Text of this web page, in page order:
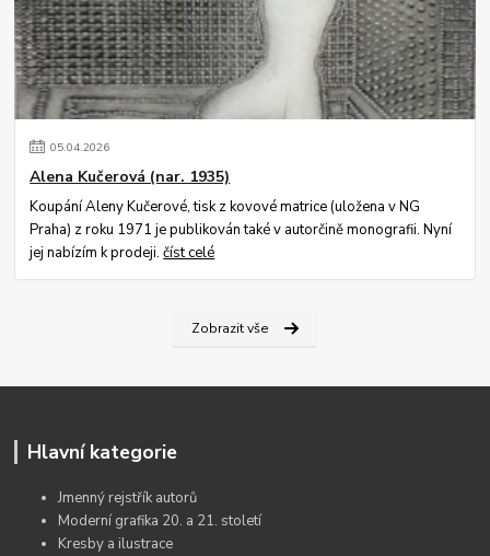
05.04.2026
Alena Kučerová (nar. 1935)
Koupání Aleny Kučerové, tisk z kovové matrice (uložena v NG
Praha) z roku 1971 je publikován také v autorčině monografii. Nyní
jej nabízím k prodeji.číst celé
Zobrazit vše
Hlavní kategorie
Jmenný rejstřík autorů
Moderní grafika 20. a 21. století
Kresby a ilustrace